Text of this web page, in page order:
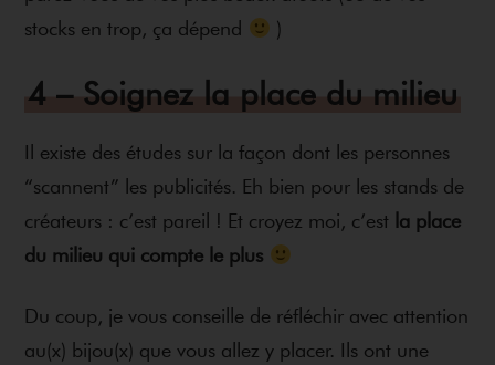
stocks en trop, ça dépend
)
4 – Soignez la place du milieu
Il existe des études sur la façon dont les personnes
“scannent” les publicités. Eh bien pour les stands de
créateurs : c’est pareil ! Et croyez moi, c’est la place
du milieu qui compte le plus
Du coup, je vous conseille de réfléchir avec attention
au(x) bijou(x) que vous allez y placer. Ils ont une